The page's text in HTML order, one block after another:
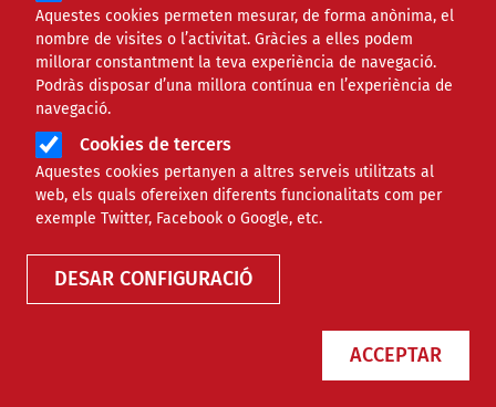
Aquestes cookies permeten mesurar, de forma anònima, el
nombre de visites o l’activitat. Gràcies a elles podem
millorar constantment la teva experiència de navegació.
Podràs disposar d’una millora contínua en l’experiència de
navegació.
Cookies de tercers
Aquestes cookies pertanyen a altres serveis utilitzats al
web, els quals ofereixen diferents funcionalitats com per
exemple Twitter, Facebook o Google, etc.
DESAR CONFIGURACIÓ
ACCEPTAR
Un estudi de la UOC revela
diferències entre assistents d’IA a
l’hora de respondre consultes
polítiques
NOTÍCIES TECNOLÒGIC